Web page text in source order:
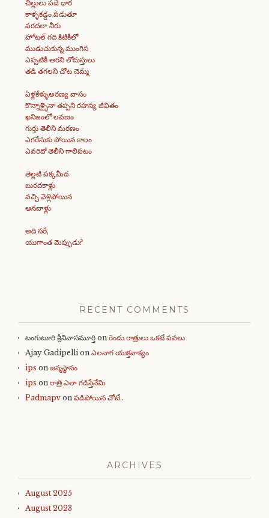
చిల్లులు పడే ధార
కాళ్ళకడ్డం పడుతూ
వరదలా నీరు
హోటల్ గది కిటికీలో
ముడుచుకున్న ముంగిస
ఎప్పటికీ ఆరని లోదుస్తులు
తడి తగలని చోట చెమ్మ
ఏళ్లకేళ్ళుఅరణ్య వాసం
కొన్నాళ్ళైనా తప్పని రహస్య జీవితం
ఖనిజంలో లవణం
గుర్తు తెలీని మరణం
ఎగరేసుకు పోయిన కాలం
ఎవరిదో తెలీని గాలిపటం
తెల్లటి పక్కమీద
బురదకాళ్లు
వచ్చి వెళ్లిపోయిన
ఆనవాళ్లు
అది సరే,
యుగాంత మెప్పుడు?
RECENT COMMENTS
టంగుటూరి శ్రీనివాసమూర్తి on రెండు రాత్రులు ఒకటే పవలు
Ajay Gadipellion ఎలనాగ యుక్తవాక్యం
ips on జన్మస్థానం
ips on రాత్రి ఎలా గడిస్తేనేమి
Padmapv on పడిపోయిన చోటే..
ARCHIVES
August 2025
August 2023